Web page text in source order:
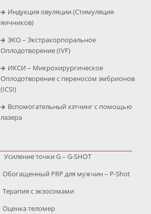
Индукция овуляции (Стимуляция
яичников)
ЭКО – Экстракорпоральное
Оплодотворение (IVF)
ИКСИ – Микрохирургическое
Оплодотворение с переносом эмбрионов
(ICSI)
Вспомогательный хэтчинг с помощью
лазера
Усиление точки G – G-SHOT
Обогащенный PRP для мужчин – P-Shot
Терапия с экзосомами
Оценка теломер